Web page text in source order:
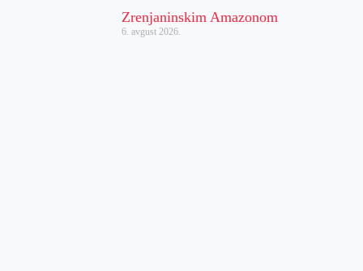
Zrenjaninskim Amazonom
6. avgust 2026.